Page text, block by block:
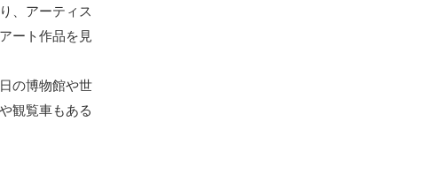
、アーティス
ート作品を見
の博物館や世
観覧車もある